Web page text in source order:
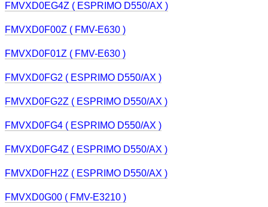
FMVXD0EG4Z ( ESPRIMO D550/AX )
FMVXD0F00Z ( FMV-E630 )
FMVXD0F01Z ( FMV-E630 )
FMVXD0FG2 ( ESPRIMO D550/AX )
FMVXD0FG2Z ( ESPRIMO D550/AX )
FMVXD0FG4 ( ESPRIMO D550/AX )
FMVXD0FG4Z ( ESPRIMO D550/AX )
FMVXD0FH2Z ( ESPRIMO D550/AX )
FMVXD0G00 ( FMV-E3210 )